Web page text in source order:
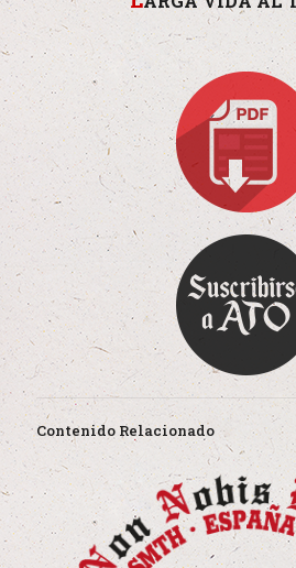
Contenido Relacionado